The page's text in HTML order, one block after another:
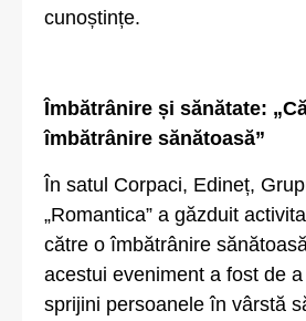
cunoștințe.
Îmbătrânire și sănătate:
îmbătrânire sănătoasă”
În satul Corpaci, Edineț,
„Romantica” a găzduit
către o îmbătrânire
acestui eveniment a fost de
sprijini persoanele în vârstă